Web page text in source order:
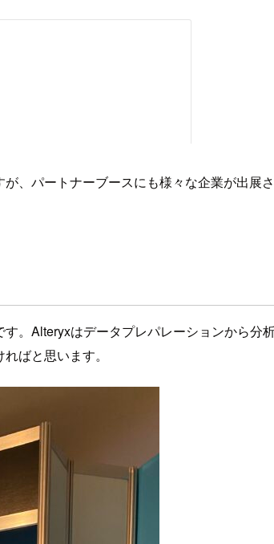
、パートナーブースにも様々な企業が出
す。Alteryxはデータプレパレーションから分
ばと思います。